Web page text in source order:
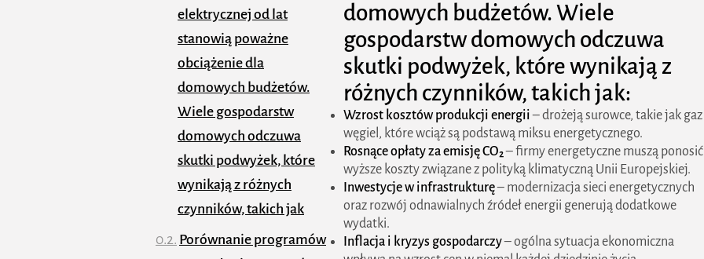
domowych budżetów. Wiele
gospodarstw domowych odczuwa
skutki podwyżek, które wynikają z
różnych czynników, takich jak:
Wzrost kosztów produkcji energii– drożeją surowce, takie jak
węgiel, które wciąż są podstawą miksu energetycznego.
Rosnące opłaty za emisję CO₂– firmy energetyczne muszą ponosić
wyższe koszty związane z polityką klimatyczną Unii Europejskiej.
Inwestycje w infrastrukturę– modernizacja sieci energetycznych
oraz rozwój odnawialnych źródeł energii generują dodatkowe
wydatki.
Inflacja i kryzys gospodarczy– ogólna sytuacja ekonomiczna
elektrycznej od lat
stanowią poważne
obciążenie dla
domowych budżetów.
Wiele gospodarstw
domowych odczuwa
skutki podwyżek, które
wynikają z różnych
czynników, takich jak
Porównanie programów